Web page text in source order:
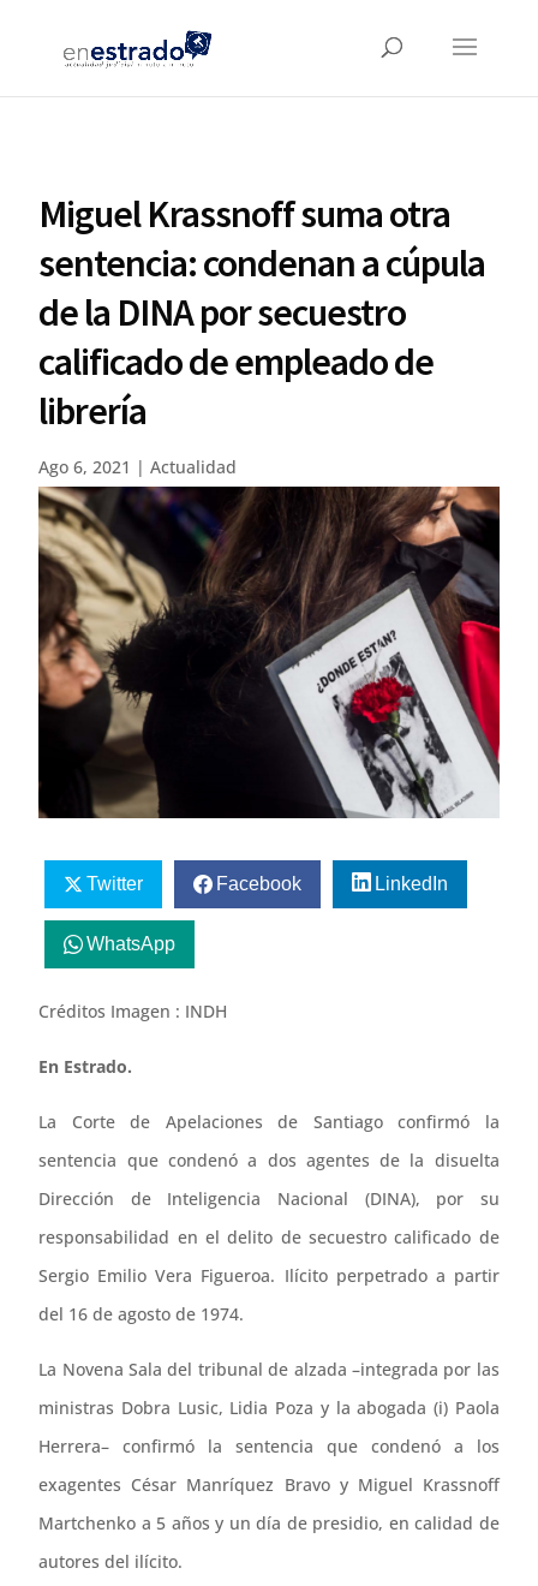
Miguel Krassnoff suma otra
sentencia: condenan a cúpula
de la DINA por secuestro
calificado de empleado de
librería
Ago 6, 2021 |Actualidad
Twitter Facebook LinkedIn
WhatsApp
Créditos Imagen : INDH
En Estrado.
La Corte de Apelaciones de Santiago confirmó la
sentencia que condenó a dos agentes de la disuelta
Dirección de Inteligencia Nacional (DINA), por su
responsabilidad en el delito de secuestro calificado de
Sergio Emilio Vera Figueroa. Ilícito perpetrado a partir
del 16 de agosto de 1974.
La Novena Sala del tribunal de alzada –integrada por las
ministras Dobra Lusic, Lidia Poza y la abogada (i) Paola
Herrera– confirmó la sentencia que condenó a los
exagentes César Manríquez Bravo y Miguel Krassnoff
Martchenko a 5 años y un día de presidio, en calidad de
autores del ilícito.